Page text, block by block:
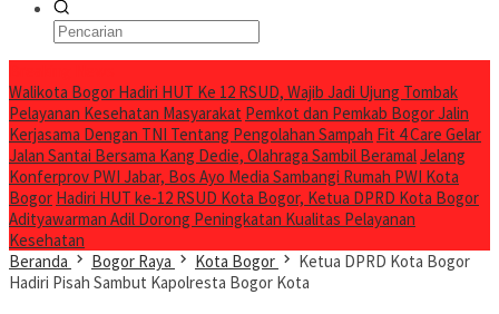
Walikota Bogor Hadiri HUT Ke 12 RSUD, Wajib Jadi Ujung Tombak
Pelayanan Kesehatan Masyarakat Pemkot dan Pemkab Bogor Jalin
Kerjasama Dengan TNI Tentang Pengolahan Sampah Fit 4 Care Gelar
Jalan Santai Bersama Kang Dedie, Olahraga Sambil BeramalJelang
Konferprov PWI Jabar, Bos Ayo Media Sambangi Rumah PWI Kota
Bogor Hadiri HUT ke-12 RSUD Kota Bogor, Ketua DPRD Kota Bogor
Adityawarman Adil Dorong Peningkatan Kualitas Pelayanan
Kesehatan
Beranda
Bogor Raya Kota Bogor
Ketua DPRD Kota Bogor
Hadiri Pisah Sambut Kapolresta Bogor Kota